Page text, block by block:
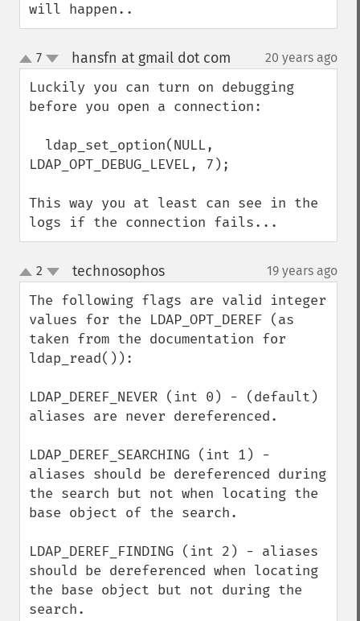
will happen..
up
down
7 hansfn at gmail dot com 20 years ago
Luckily you can turn on debugging
before you open a connection:
LDAP_OPT_DEBUG_LEVEL, 7);
This way you at least can see in the
logs if the connection fails...
up
down
2 technosophos¶ 19 years ago
The following flags are valid integer
values for the LDAP_OPT_DEREF (as
taken from the documentation for
ldap_read()):
LDAP_DEREF_NEVER (int 0) - (default)
aliases are never dereferenced.
LDAP_DEREF_SEARCHING (int 1) -
aliases should be dereferenced during
the search but not when locating the
base object of the search.
LDAP_DEREF_FINDING (int 2) - aliases
should be dereferenced when locating
the base object but not during the
search.